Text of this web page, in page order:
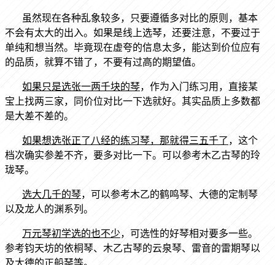
虽然现在各种乱象较多，只要遵循多对比的原则，基本
不会有太大的出入。如果是线上选琴，还要注意，不要过于
单纯和想当然。毕竟现在虚夸的信息太多，能达到价位应有
的品质，就算不错了，不要有过高的期望值。
如果只是选张一两千块的琴，作为入门练习用，直接某
宝上找两三家，同价位对比一下选就好。其实品质上多数都
是大差不差的。
如果想选张正了八经的练习琴，那就得三五千了，这个
档次确实参差不齐，要多对比一下。可以参考木乙古琴的玲
珑琴。
选大几千的琴，可以参考木乙的鹤鸣琴、大德的定制琴
以及龙人的渊系列。
万元琴初学选的也不少，可选性的好琴相对要多一些。
参考钧天坊的依桐琴、木乙古琴的云泉琴、雷音的雷期琴以
及大德的正船琴等。